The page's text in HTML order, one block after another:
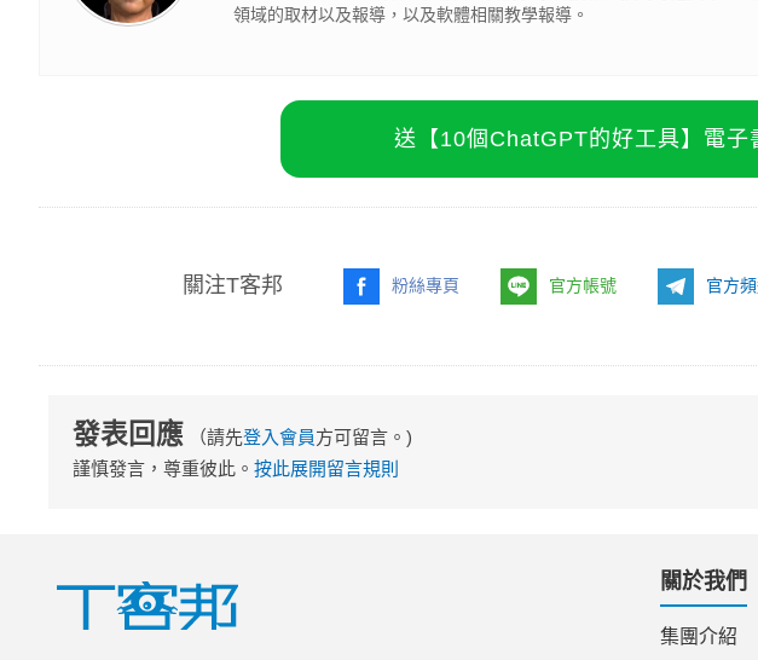
領域的取材以及報導，以及軟體相關教學報導。
送【10個ChatGPT的好工具】電子
關注T客邦 粉絲專頁 官方帳號 官方
發表回應 （請先登入會員方可留言。)
謹慎發言，尊重彼此。 按此展開留言規則
關於我們
集團介紹